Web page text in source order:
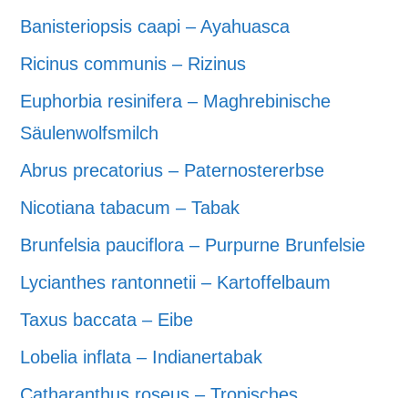
Banisteriopsis caapi – Ayahuasca
Ricinus communis – Rizinus
Euphorbia resinifera – Maghrebinische
Säulenwolfsmilch
Abrus precatorius – Paternostererbse
Nicotiana tabacum – Tabak
Brunfelsia pauciflora – Purpurne Brunfelsie
Lycianthes rantonnetii – Kartoffelbaum
Taxus baccata – Eibe
Lobelia inflata – Indianertabak